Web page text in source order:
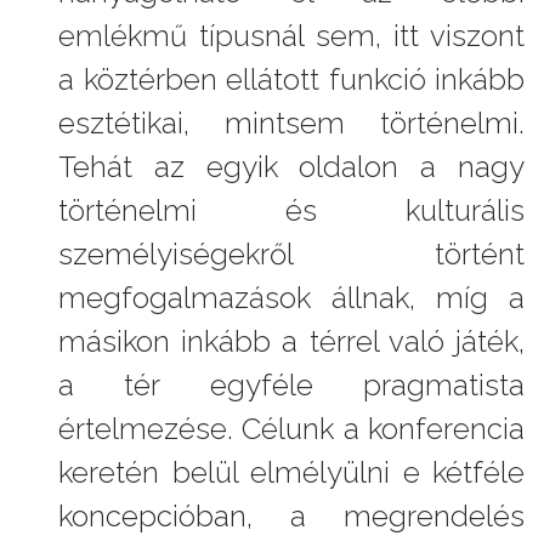
emlékmű típusnál sem, itt viszont
a köztérben ellátott funkció inkább
esztétikai, mintsem történelmi.
Tehát az egyik oldalon a nagy
történelmi és kulturális
személyiségekről történt
megfogalmazások állnak, míg a
másikon inkább a térrel való játék,
a tér egyféle pragmatista
értelmezése. Célunk a konferencia
keretén belül elmélyülni e kétféle
koncepcióban, a megrendelés